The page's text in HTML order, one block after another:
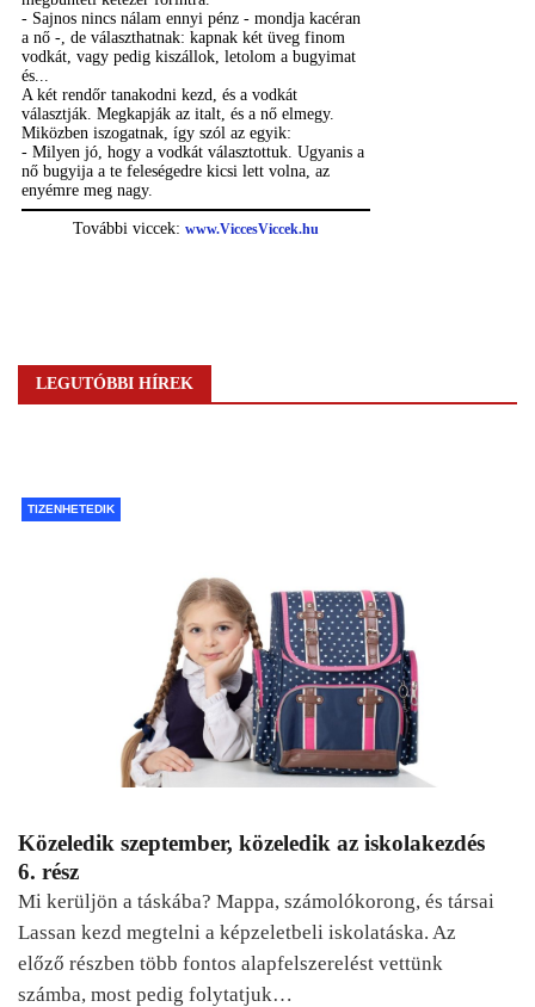
LEGUTÓBBI HÍREK
TIZENHETEDIK
Közeledik szeptember, közeledik az iskolakezdés
6. rész
Mi kerüljön a táskába? Mappa, számolókorong, és társai
Lassan kezd megtelni a képzeletbeli iskolatáska. Az
előző részben több fontos alapfelszerelést vettünk
számba, most pedig folytatjuk…